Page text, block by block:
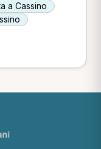
a Cassino